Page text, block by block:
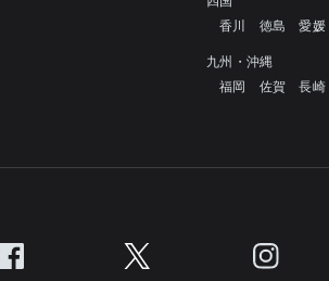
香川
徳島 愛媛
九州・沖縄
福岡
佐賀 長崎